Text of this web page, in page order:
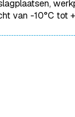
van -10°C tot